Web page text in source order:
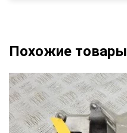
Похожие товары